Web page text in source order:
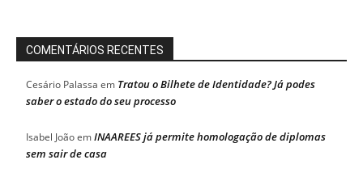
COMENTÁRIOS RECENTES
Cesário Palassa em Tratou o Bilhete de Identidade? Já podes
saber o estado do seu processo
Isabel JoãoemINAAREES já permite homologação de diplomas
sem sair de casa